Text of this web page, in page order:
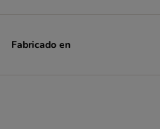
Wild Freedom
Fabricado en